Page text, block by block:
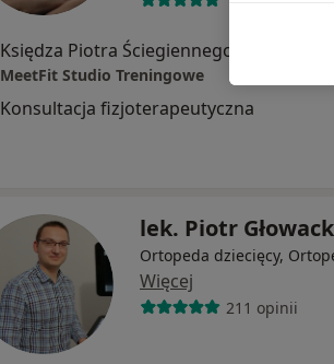
MeetFit Studio Treningowe
Konsultacja fizjoterapeutyczna
lek. Piotr
Ortopeda dziecięcy,
Więcej
211 opinii